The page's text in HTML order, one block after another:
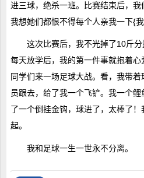
进三球，绝杀一班。比赛结束后，我
我想她们都恨不得每个人亲我一下{
这次比赛后，我不光掉了10斤
每天放学后，我的第一件事就抱着
同学们来一场足球大战。看，我带
员跟去，给了我一个飞铲。我一个
了一个倒挂金钩，球进了，太棒了
起。
我和足球一生一世永不分离。